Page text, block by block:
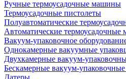
Ручные термоусадочные машины
Термоусадочные пистолеты
Полуавтоматические
Автоматические
Вакуум-упаковочное
Однокамерные вакуумные
Двухкамерные вакуум-
Бескамерные вакуум-
Датеры